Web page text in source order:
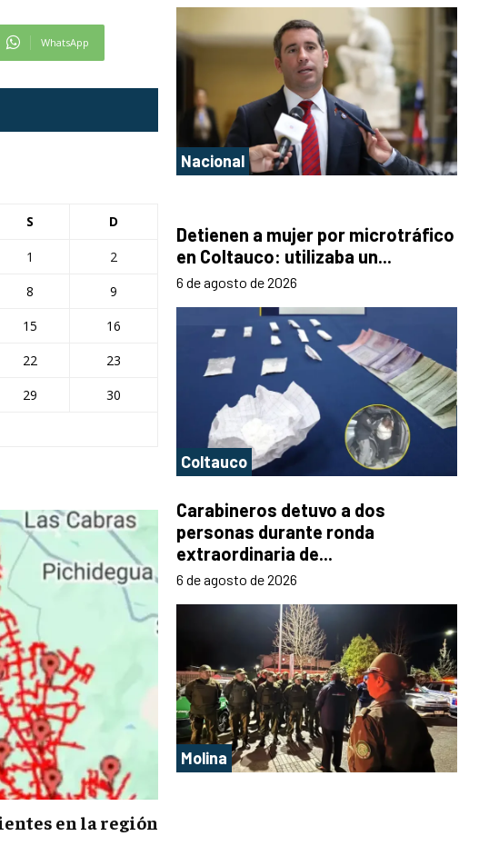
WhatsApp
S D
1
2
8
9
15
16
22
23
29
30
en la región
Nacional
Detienen a mujer por microtráfico
en Coltauco: utilizaba un...
6 de agosto de 2026
Coltauco
Carabineros detuvo a dos
personas durante ronda
extraordinaria de...
6 de agosto de 2026
Molina